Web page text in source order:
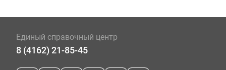
Единый справочный центр
8 (4162) 21-85-45